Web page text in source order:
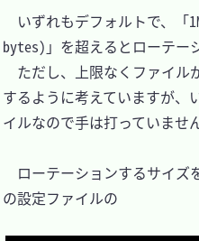
いずれもデフォルトで、「
bytes)」を超えるとローテー
ただし、上限なくファイル
するように考えていますが、
イルなので手は打っていません
ローテーションするサイズ
の設定ファイルの